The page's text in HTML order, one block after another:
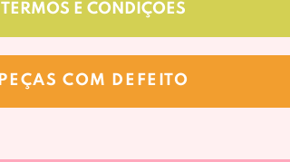
TERMOS E CONDIÇOES
PEÇAS COM DEFEITO